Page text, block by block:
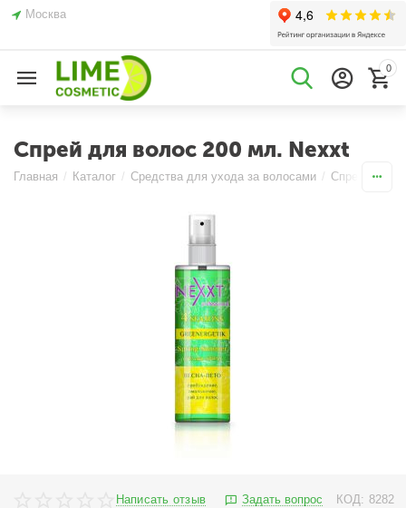
Москва
0
Спрей для волос 200 мл. Nexxt
Главная / Каталог / Средства для ухода за волосами / Спреи /
Написать отзыв Задать вопрос КОД: 8282